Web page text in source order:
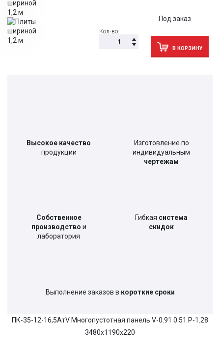
Под заказ
Кол-во:
В КОРЗИНУ
Высокое качество
продукции
Изготовление по
индивидуальным
чертежам
Собственное
производство и
лаборатория
Гибкая система
скидок
Выполнение заказов в короткие сроки
ПК-35-12-16,5АтV Многопустотная панель V-0.91 0.51 P-1.28
3480x1190x220